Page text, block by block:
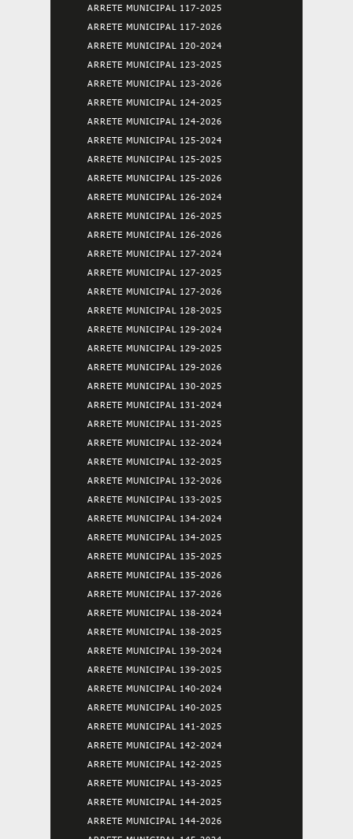
ARRETE MUNICIPAL 117-2025
ARRETE MUNICIPAL 117-2026
ARRETE MUNICIPAL 120-2024
ARRETE MUNICIPAL 123-2025
ARRETE MUNICIPAL 123-2026
ARRETE MUNICIPAL 124-2025
ARRETE MUNICIPAL 124-2026
ARRETE MUNICIPAL 125-2024
ARRETE MUNICIPAL 125-2025
ARRETE MUNICIPAL 125-2026
ARRETE MUNICIPAL 126-2024
ARRETE MUNICIPAL 126-2025
ARRETE MUNICIPAL 126-2026
ARRETE MUNICIPAL 127-2024
ARRETE MUNICIPAL 127-2025
ARRETE MUNICIPAL 127-2026
ARRETE MUNICIPAL 128-2025
ARRETE MUNICIPAL 129-2024
ARRETE MUNICIPAL 129-2025
ARRETE MUNICIPAL 129-2026
ARRETE MUNICIPAL 130-2025
ARRETE MUNICIPAL 131-2024
ARRETE MUNICIPAL 131-2025
ARRETE MUNICIPAL 132-2024
ARRETE MUNICIPAL 132-2025
ARRETE MUNICIPAL 132-2026
ARRETE MUNICIPAL 133-2025
ARRETE MUNICIPAL 134-2024
ARRETE MUNICIPAL 134-2025
ARRETE MUNICIPAL 135-2025
ARRETE MUNICIPAL 135-2026
ARRETE MUNICIPAL 137-2026
ARRETE MUNICIPAL 138-2024
ARRETE MUNICIPAL 138-2025
ARRETE MUNICIPAL 139-2024
ARRETE MUNICIPAL 139-2025
ARRETE MUNICIPAL 140-2024
ARRETE MUNICIPAL 140-2025
ARRETE MUNICIPAL 141-2025
ARRETE MUNICIPAL 142-2024
ARRETE MUNICIPAL 142-2025
ARRETE MUNICIPAL 143-2025
ARRETE MUNICIPAL 144-2025
ARRETE MUNICIPAL 144-2026